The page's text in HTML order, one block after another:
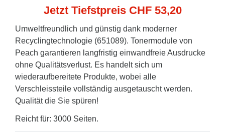
Jetzt Tiefstpreis CHF 53,20
Umweltfreundlich und günstig dank moderner
Recyclingtechnologie (651089). Tonermodule von
Peach garantieren langfristig einwandfreie Ausdrucke
ohne Qualitätsverlust. Es handelt sich um
wiederaufbereitete Produkte, wobei alle
Verschleissteile vollständig ausgetauscht werden.
Qualität die Sie spüren!
Reicht für: 3000 Seiten.